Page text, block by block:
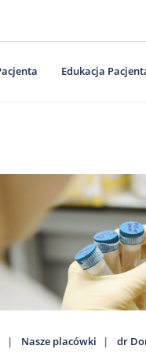
Edukacja
Nasze placówki dr